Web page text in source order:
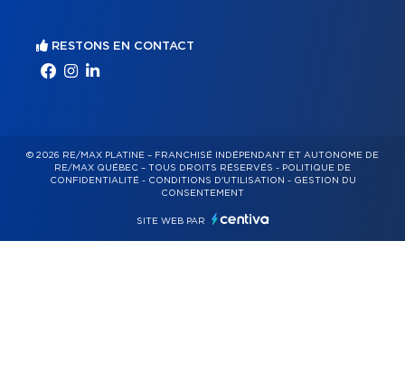
RESTONS EN CONTACT
© 2026 RE/MAX PLATINE – FRANCHISÉ INDÉPENDANT ET AUTONOME DE
RE/MAX QUÉBEC – TOUS DROITS RÉSERVÉS - POLITIQUE DE
CONFIDENTIALITÉ- CONDITIONS D'UTILISATION - GESTION DU
CONSENTEMENT
SITE WEB PAR